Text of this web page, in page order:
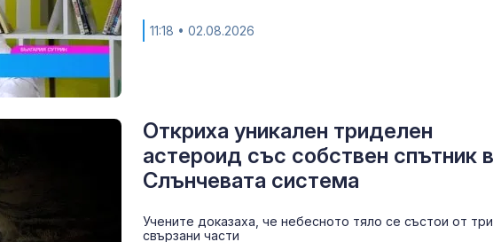
11:18 • 02.08.2026
Откриха уникален триделен
астероид със собствен спътник в
Слънчевата система
Учените доказаха, че небесното тяло се състои от три
свързани части